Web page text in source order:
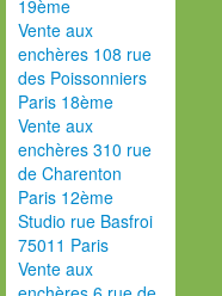
19ème
Vente aux
enchères 108 rue
des Poissonniers
Paris 18ème
Vente aux
enchères 310 rue
de Charenton
Paris 12ème
Studio rue Basfroi
75011 Paris
Vente aux